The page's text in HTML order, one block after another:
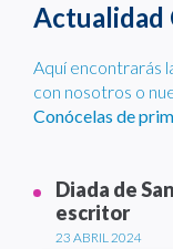
Actualidad
Aquí encontrarás
con nosotros o
Conócelas de
Diada de
escritor
23 ABRIL 2024